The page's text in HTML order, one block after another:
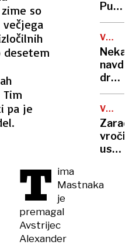
so
desetem
pa je
T ima
Mastnaka
je
premagal
Avstrijec
Alexander
rakete
podrla
lastni
rekord
Putin
je
našel
novo
orožje
za
V
ZDA
drugi
nove
viruse
VAL
Zaradi